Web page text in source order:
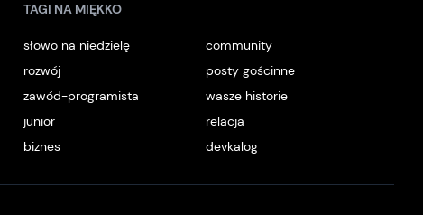
TAGI NA MIĘKKO
słowo na niedzielę
community
rozwój
posty gościnne
zawód-programista
wasze historie
junior
relacja
biznes
devkalog